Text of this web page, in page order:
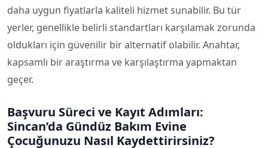
daha uygun fiyatlarla kaliteli hizmet sunabilir. Bu tür
yerler, genellikle belirli standartları karşılamak zorunda
oldukları için güvenilir bir alternatif olabilir. Anahtar,
kapsamlı bir araştırma ve karşılaştırma yapmaktan
geçer.
Başvuru Süreci ve Kayıt Adımları:
Sincan’da Gündüz Bakım Evine
Çocuğunuzu Nasıl Kaydettirirsiniz?